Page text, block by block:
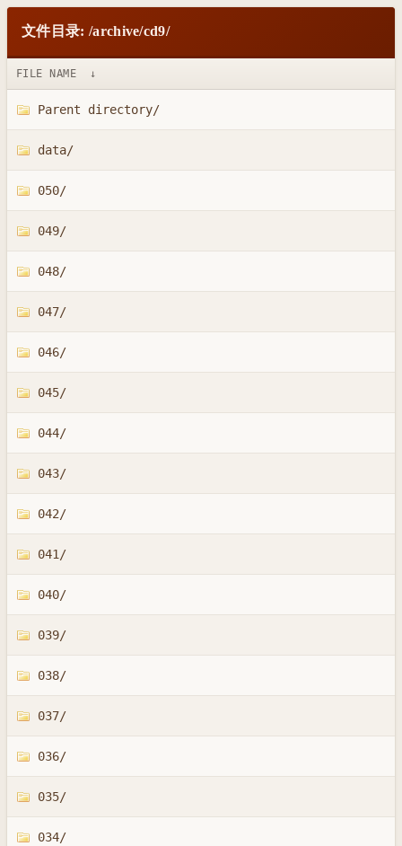
文件目录: /archive/cd9/
FILE NAME ↓
Parent directory/
data/
050/
049/
048/
047/
046/
045/
044/
043/
042/
041/
040/
039/
038/
037/
036/
035/
034/